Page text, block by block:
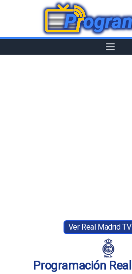
Ver Real Madrid
Programación